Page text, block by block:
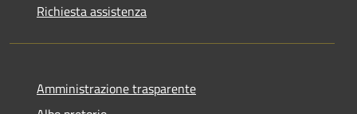
Richiesta assistenza
Amministrazione trasparente